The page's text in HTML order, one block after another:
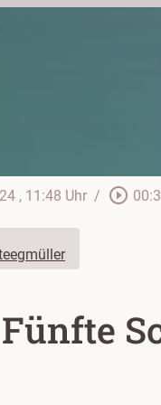
, 11:48 Uhr / play_circle_outline